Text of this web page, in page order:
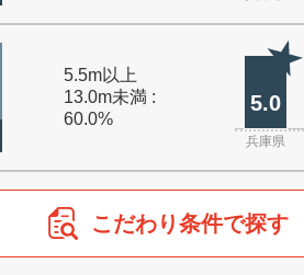
5.5m以上
13.0m未満 :
60.0%
5.0
兵庫県
こだわり条件で探す